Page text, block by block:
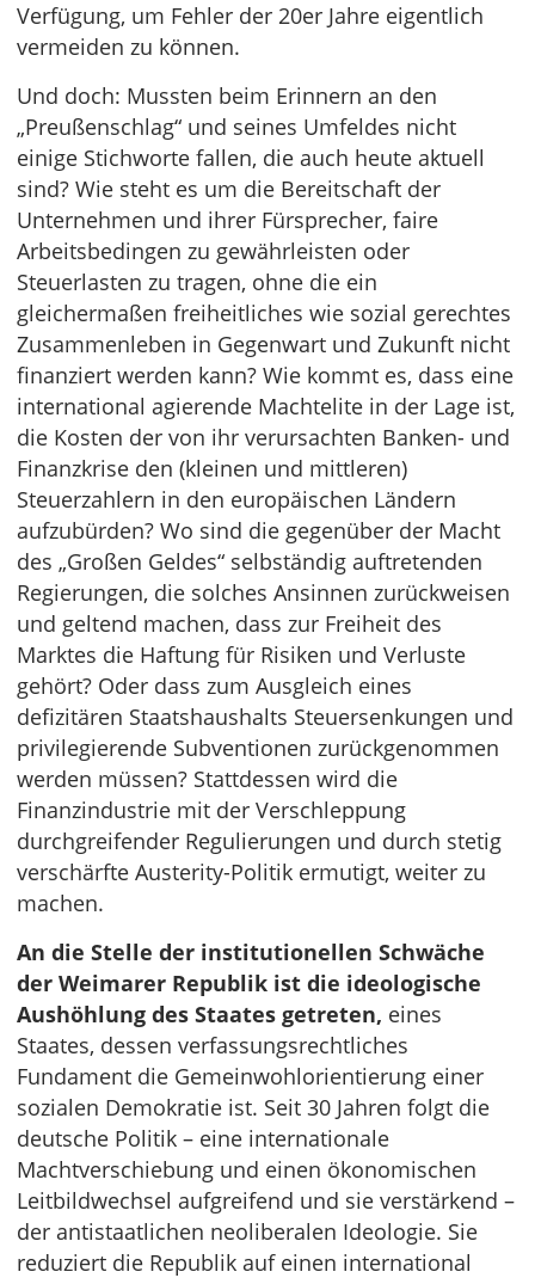
Verfügung, um Fehler der 20er Jahre eigentlich
vermeiden zu können.
Und doch: Mussten beim Erinnern an den
„Preußenschlag“ und seines Umfeldes nicht
einige Stichworte fallen, die auch heute aktuell
sind? Wie steht es um die Bereitschaft der
Unternehmen und ihrer Fürsprecher, faire
Arbeitsbedingen zu gewährleisten oder
Steuerlasten zu tragen, ohne die ein
gleichermaßen freiheitliches wie sozial gerechtes
Zusammenleben in Gegenwart und Zukunft nicht
finanziert werden kann? Wie kommt es, dass eine
international agierende Machtelite in der Lage ist,
die Kosten der von ihr verursachten Banken- und
Finanzkrise den (kleinen und mittleren)
Steuerzahlern in den europäischen Ländern
aufzubürden? Wo sind die gegenüber der Macht
des „Großen Geldes“ selbständig auftretenden
Regierungen, die solches Ansinnen zurückweisen
und geltend machen, dass zur Freiheit des
Marktes die Haftung für Risiken und Verluste
gehört? Oder dass zum Ausgleich eines
defizitären Staatshaushalts Steuersenkungen und
privilegierende Subventionen zurückgenommen
werden müssen? Stattdessen wird die
Finanzindustrie mit der Verschleppung
durchgreifender Regulierungen und durch stetig
verschärfte Austerity-Politik ermutigt, weiter zu
machen.
An die Stelle der institutionellen Schwäche
der Weimarer Republik ist die ideologische
Aushöhlung des Staates getreten, eines
Staates, dessen verfassungsrechtliches
Fundament die Gemeinwohlorientierung einer
sozialen Demokratie ist. Seit 30 Jahren folgt die
deutsche Politik – eine internationale
Machtverschiebung und einen ökonomischen
Leitbildwechsel aufgreifend und sie verstärkend –
der antistaatlichen neoliberalen Ideologie. Sie
reduziert die Republik auf einen international